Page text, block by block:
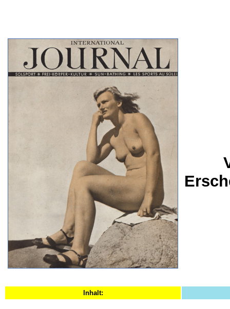
Inhalt: